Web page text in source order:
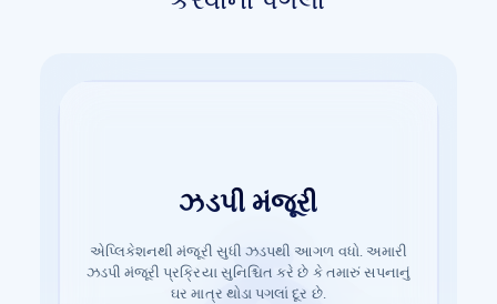
ઉપયોગ કરવામાં સરળ
માત્ર થોડી વિગતો સાથે તમારી યાત્રા શરૂ કરો. અમારાં
માર્ગદર્શિત પગલાં તમારા સપનાના ઘરની ખરીદીની શરૂઆત
સરળ બનાવવાની ખાતરી કરે છે.
ઝંઝટ-મુક્ત ડૉક્યુમેન્ટેશન
સરળતાથી દસ્તાવેજીકરણ પ્રક્રિયા શરૂ કરો. જરૂરી
માહિતી સબમિટ કરો અને ચાલો બાકીને હેન્ડલ કરીએ.
ઝડપી મંજૂરી
એપ્લિકેશનથી મંજૂરી સુધી ઝડપથી આગળ વધો. અમારી
ઝડપી મંજૂરી પ્રક્રિયા સુનિશ્ચિત કરે છે કે તમારું સપનાનું
ઘર માત્ર થોડા પગલાં દૂર છે.